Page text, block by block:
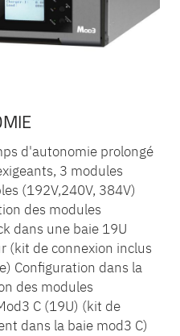
d'autonomie prolongé
3 modules
(192V,240V, 384V)
des modules
dans une baie 19U
(kit de connexion inclus
Configuration dans la
des modules
C (19U) (kit de
dans la baie mod3 C)